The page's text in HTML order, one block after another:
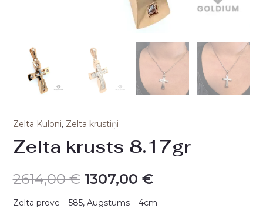
Zelta Kuloni, Zelta krustiņi
Zelta krusts 8.17gr
2614,00€ 1307,00 €
Zelta prove – 585, Augstums – 4cm